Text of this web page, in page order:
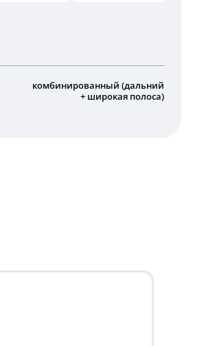
комбинированный (дальний
+ широкая полоса)